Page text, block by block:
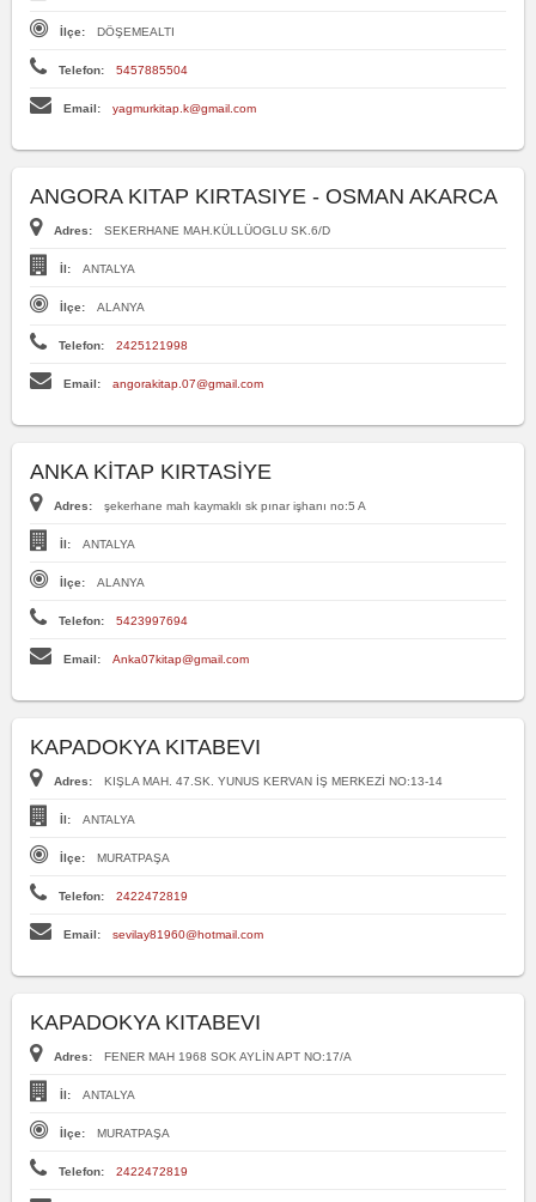
İlçe: DÖŞEMEALTI
Telefon: 5457885504
Email: yagmurkitap.k@gmail.com
ANGORA KITAP KIRTASIYE - OSMAN AKARCA
Adres: SEKERHANE MAH.KÜLLÜOGLU SK.6/D
İl: ANTALYA
İlçe: ALANYA
Telefon: 2425121998
Email: angorakitap.07@gmail.com
ANKA KİTAP KIRTASİYE
Adres: şekerhane mah kaymaklı sk pınar işhanı no:5 A
İl: ANTALYA
İlçe: ALANYA
Telefon: 5423997694
Email: Anka07kitap@gmail.com
KAPADOKYA KITABEVI
Adres: KIŞLA MAH. 47.SK. YUNUS KERVAN İŞ MERKEZİ NO:13-14
İl: ANTALYA
İlçe: MURATPAŞA
Telefon: 2422472819
Email: sevilay81960@hotmail.com
KAPADOKYA KITABEVI
Adres: FENER MAH 1968 SOK AYLİN APT NO:17/A
İl: ANTALYA
İlçe: MURATPAŞA
Telefon: 2422472819